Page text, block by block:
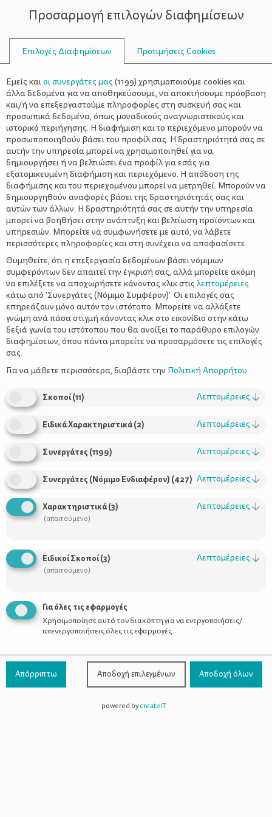
ΣΥΜΒΟΥΛΟΙ
ΠΡΟΝΉΠΙΑ
Παίζοντας με τα γράμματα της
αλφαβήτα
Χρήσιμοι Σύνδεσμοι
Προϊόντα
Επικοινωνία
800-1199-800(από σταθερό,
χωρίς χρέωση)
Προσαρμογή επιλογών διαφημίσεων
Επιλογές Διαφημίσεων Προτιμήσεις Cookies
Εμείς καιοι συνεργάτες μας (1199) χρησιμοποιούμε cookies και
άλλα δεδομένα για να αποθηκεύσουμε, να αποκτήσουμε πρόσβαση
και/ή να επεξεργαστούμε πληροφορίες στη συσκευή σας και
προσωπικά δεδομένα, όπως μοναδικούς αναγνωριστικούς και
ιστορικό περιήγησης. Η διαφήμιση και το περιεχόμενο μπορούν να
προσωποποιηθούν βάσει του προφίλ σας. Η δραστηριότητά σας σε
αυτήν την υπηρεσία μπορεί να χρησιμοποιηθεί για να
δημιουργήσει ή να βελτιώσει ένα προφίλ για εσάς για
εξατομικευμένη διαφήμιση και περιεχόμενο. Η απόδοση της
διαφήμισης και του περιεχομένου μπορεί να μετρηθεί. Μπορούν να
δημιουργηθούν αναφορές βάσει της δραστηριότητάς σας και
αυτών των άλλων. Η δραστηριότητά σας σε αυτήν την υπηρεσία
μπορεί να βοηθήσει στην ανάπτυξη και βελτίωση προϊόντων και
υπηρεσιών. Μπορείτε να συμφωνήσετε με αυτό, να λάβετε
περισσότερες πληροφορίες και στη συνέχεια να αποφασίσετε.
Θυμηθείτε, ότι η επεξεργασία δεδομένων βάσει νόμιμων
συμφερόντων δεν απαιτεί την έγκρισή σας, αλλά μπορείτε ακόμη
να επιλέξετε να αποχωρήσετε κάνοντας κλικ στις λεπτομέρειες
κάτω από 'Συνεργάτες (Νόμιμο Συμφέρον)'. Οι επιλογές σας
επηρεάζουν μόνο αυτόν τον ιστότοπο. Μπορείτε να αλλάξετε
γνώμη ανά πάσα στιγμή κάνοντας κλικ στο εικονίδιο στην κάτω
δεξιά γωνία του ιστότοπου που θα ανοίξει το παράθυρο επιλογών
διαφημίσεων, όπου πάντα μπορείτε να προσαρμόσετε τις επιλογές
σας.
Για να μάθετε περισσότερα, διαβάστε την Πολιτική Απορρήτου.
Σκοποί(11) Λεπτομέρειες ↓
Ειδικά Χαρακτηριστικά(2) Λεπτομέρειες ↓
Συνεργάτες (1199) Λεπτομέρειες ↓
Συνεργάτες (Νόμιμο Ενδιαφέρον) (427) Λεπτομέρειες ↓
Χαρακτηριστικά(3)
(απαιτούμενο)
Λεπτομέρειες ↓
Ειδικοί Σκοποί(3)
(απαιτούμενο)
Λεπτομέρειες ↓
Για όλες τις εφαρμογές
Χρησιμοποίησε αυτό τον διακόπτη για να ενεργοποιήσεις/
απενεργοποιήσεις όλες τις εφαρμογές.
Απόρριπτω Αποδοχή επιλεγμένων Αποδοχή όλων
powered bycreateIT